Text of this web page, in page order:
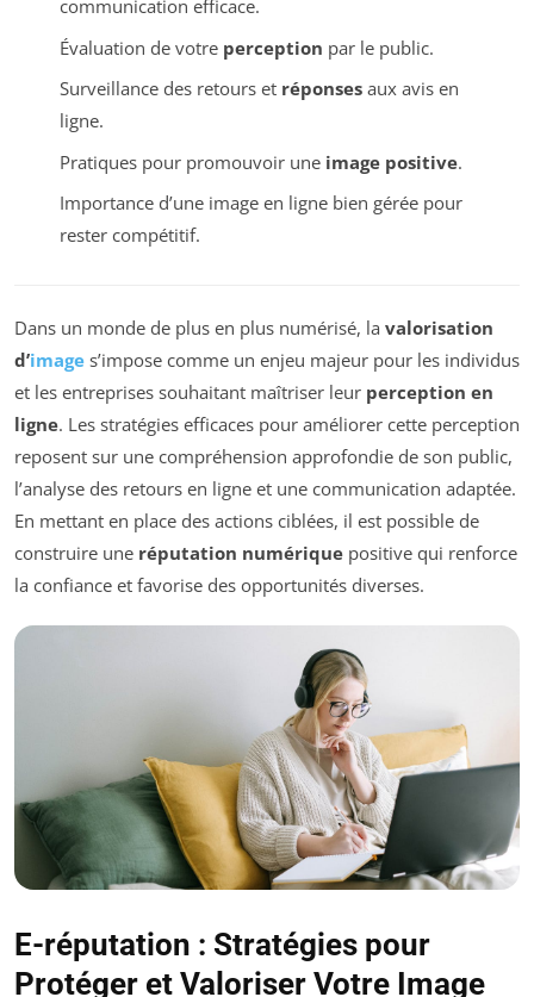
communication efficace.
Évaluation de votre perception par le public.
Surveillance des retours et réponsesaux avis en
ligne.
Pratiques pour promouvoir une image positive.
Importance d’une image en ligne bien gérée pour
rester compétitif.
Dans un monde de plus en plus numérisé, la valorisation
d’image s’impose comme un enjeu majeur pour les individus
et les entreprises souhaitant maîtriser leur perception en
ligne. Les stratégies efficaces pour améliorer cette perception
reposent sur une compréhension approfondie de son public,
l’analyse des retours en ligne et une communication adaptée.
En mettant en place des actions ciblées, il est possible de
construire une réputation numérique positive qui renforce
la confiance et favorise des opportunités diverses.
E-réputation : Stratégies pour
Protéger et Valoriser Votre Image